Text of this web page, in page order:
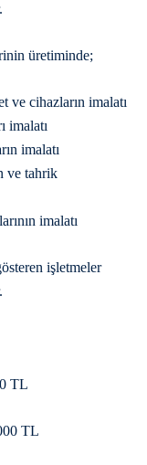
üretiminde;
ve cihazların imalatı
imalatı
imalatı
ve tahrik
imalatı
işletmeler
TL
TL